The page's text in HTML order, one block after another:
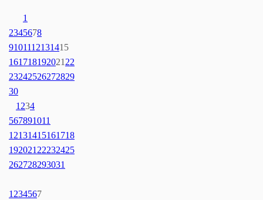
1
2345678
9101112131415
161718192021 22
23242526272829
30
1 234
567891011
12131415161718
192021 22232425
262728293031
1 234567